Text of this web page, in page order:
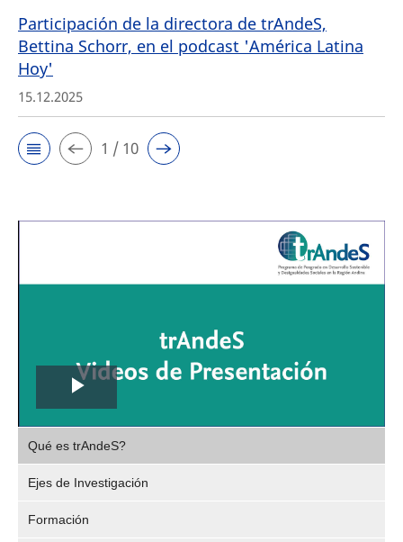
Participación de la directora de trAndeS,
Bettina Schorr, en el podcast 'América Latina
Hoy'
15.12.2025
1 / 10
Play
Video
Qué es trAndeS?
Ejes de Investigación
Formación